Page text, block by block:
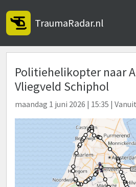
TraumaRadar.nl
Politiehelikopter naar
Vliegveld Schiphol
maandag 1 juni 2026 | 15:35 |